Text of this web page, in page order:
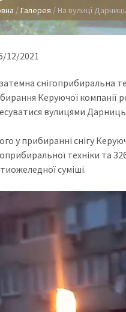
/Галерея / На вулиці
12/2021
снігоприбиральна
Керуючої компанії
вулицями
у прибиранні снігу
техніки та
суміші.